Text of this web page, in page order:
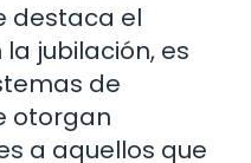
destaca el
jubilación, es
de
otorgan
a aquellos que